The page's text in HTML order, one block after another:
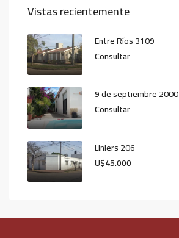
Vistas recientemente
Entre Ríos 3109
Consultar
9 de septiembre 2000
Consultar
Liniers 206
U$45.000